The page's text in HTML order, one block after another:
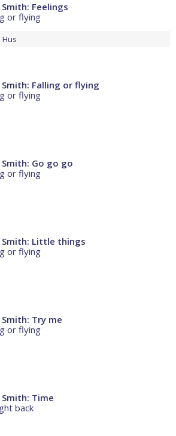
Smith: Feelings
or flying
Hus
Smith: Falling or flying
or flying
Smith: Go go go
or flying
Smith: Little things
or flying
Smith: Try me
or flying
Smith: Time
back